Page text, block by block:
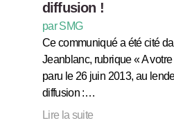
diffusion !
par SMG
Ce communiqué a été cité
Jeanblanc, rubrique « A
paru le 26 juin 2013, au
diffusion :…
Lire la suite